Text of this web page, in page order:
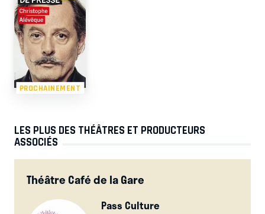
PROCHAINEMENT
LES PLUS DES THÉÂTRES ET PRODUCTEURS
ASSOCIÉS
Théâtre Café de la Gare
Pass Culture